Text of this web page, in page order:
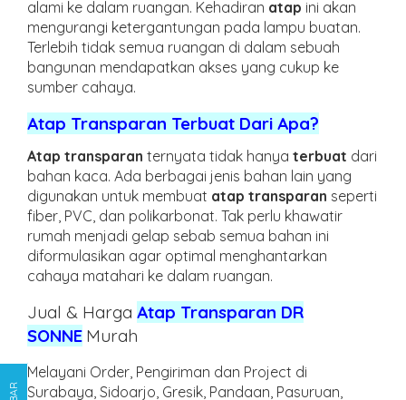
alami ke dalam ruangan. Kehadiran atap ini akan
mengurangi ketergantungan pada lampu buatan.
Terlebih tidak semua ruangan di dalam sebuah
bangunan mendapatkan akses yang cukup ke
sumber cahaya.
Atap Transparan Terbuat Dari Apa?
Atap transparan ternyata tidak hanya terbuat dari
bahan kaca. Ada berbagai jenis bahan lain yang
digunakan untuk membuat atap transparan seperti
fiber, PVC, dan polikarbonat. Tak perlu khawatir
rumah menjadi gelap sebab semua bahan ini
diformulasikan agar optimal menghantarkan
cahaya matahari ke dalam ruangan.
Jual & Harga Atap Transparan DR
SONNE Murah
Melayani Order, Pengiriman dan Project di
Surabaya, Sidoarjo, Gresik, Pandaan, Pasuruan,